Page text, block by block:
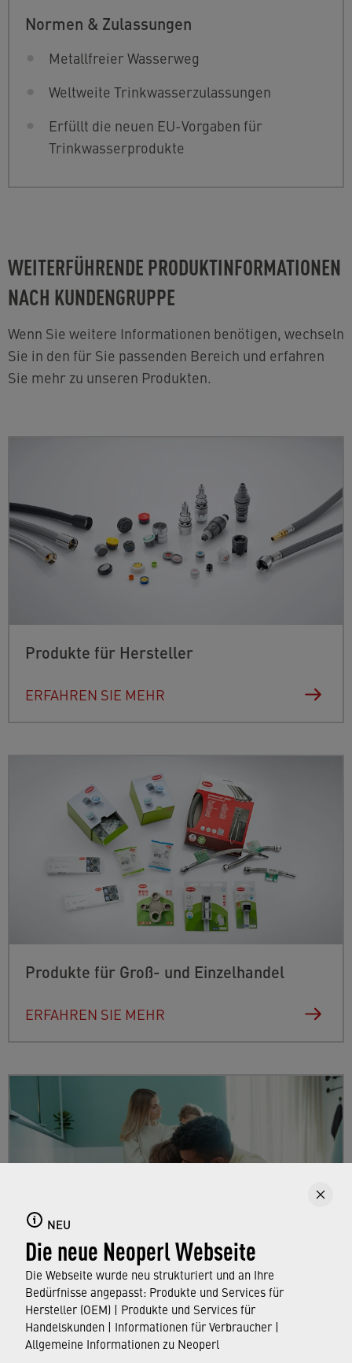
NEU
Die neue Neoperl Webseite
Die Webseite wurde neu strukturiert und an Ihre
Bedürfnisse angepasst: Produkte und Services für
Hersteller (OEM) | Produkte und Services für
Handelskunden | Informationen für Verbraucher |
Allgemeine Informationen zu Neoperl
Normen & Zulassungen
Metallfreier Wasserweg
Weltweite Trinkwasserzulassungen
Erfüllt die neuen EU-Vorgaben für
Trinkwasserprodukte
WEITERFÜHRENDE PRODUKTINFORMATIONEN
NACH KUNDENGRUPPE
Wenn Sie weitere Informationen benötigen, wechseln
Sie in den für Sie passenden Bereich und erfahren
Sie mehr zu unseren Produkten.
Produkte für Hersteller
ERFAHREN SIE MEHR
Produkte für Groß- und Einzelhandel
ERFAHREN SIE MEHR
Verbraucher
ERFAHREN SIE MEHR